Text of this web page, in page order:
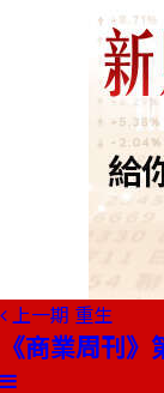
上一期 重生
《商業周刊